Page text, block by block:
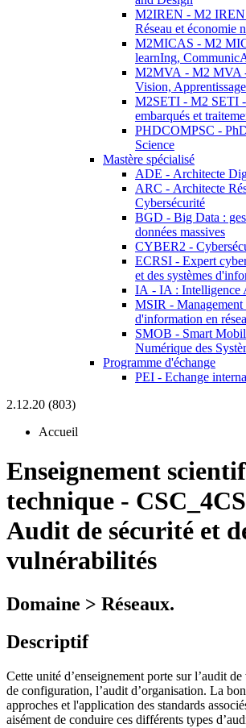
M2IREN - M2 IREN
Réseau et économie
M2MICAS - M2
learnIng,
M2MVA - M2 MVA
Vision, Apprentissage
M2SETI - M2 SETI -
embarqués et
PHDCOMPSC -
Science
Mastère spécialisé
ADE - Architecte
ARC - Architecte
Cybersécurité
BGD - Big Data :
données massives
CYBER2 -
ECRSI - Expert
et des systèmes
IA - IA : Intelligence
MSIR - Management
d'information en
SMOB - Smart
Numérique des
Programme d'échange
PEI - Echange
2.12.20 (803)
Accueil
Enseignement
technique -
Audit de sécurité et
vulnérabilités
Domaine > Réseaux.
Descriptif
Cette unité d’enseignement porte sur l’audit
de configuration, l’audit d’organisation. La
approches et l'application des standards
aisément de conduire ces différents types